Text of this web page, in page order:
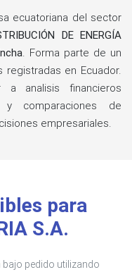
ecuatoriana del sector
DE ENERGÍA
. Forma parte de un
registradas en Ecuador.
analisis financieros
y comparaciones de
empresariales.
para
S.A.
bajo pedido utilizando